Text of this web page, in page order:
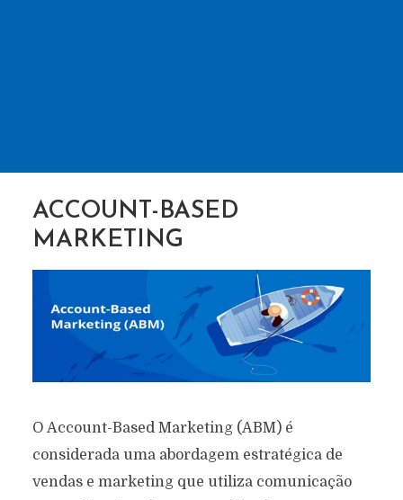
ACCOUNT-BASED
MARKETING
O Account-Based Marketing (ABM) é
considerada uma abordagem estratégica de
vendas e marketing que utiliza comunicação